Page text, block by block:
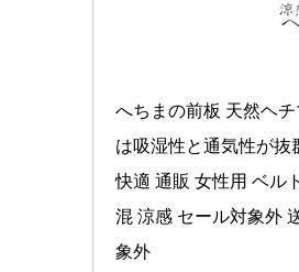
へちまの前板 天然ヘチ
は吸湿性と通気性が抜
快適 通販 女性用 ベル
混 涼感 セール対象外
象外